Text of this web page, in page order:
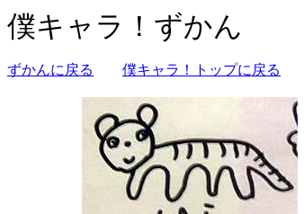
僕キャラ！ずかん
ずかんに戻る 僕キャラ！トップに戻る